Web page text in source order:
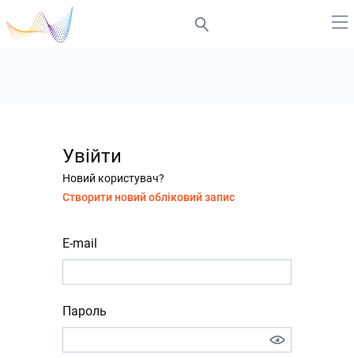
Увійти
Новий користувач?
Створити новий обліковий запис
E-mail
Пароль